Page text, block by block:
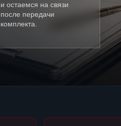
и остаемся на связи
после передачи
комплекта.